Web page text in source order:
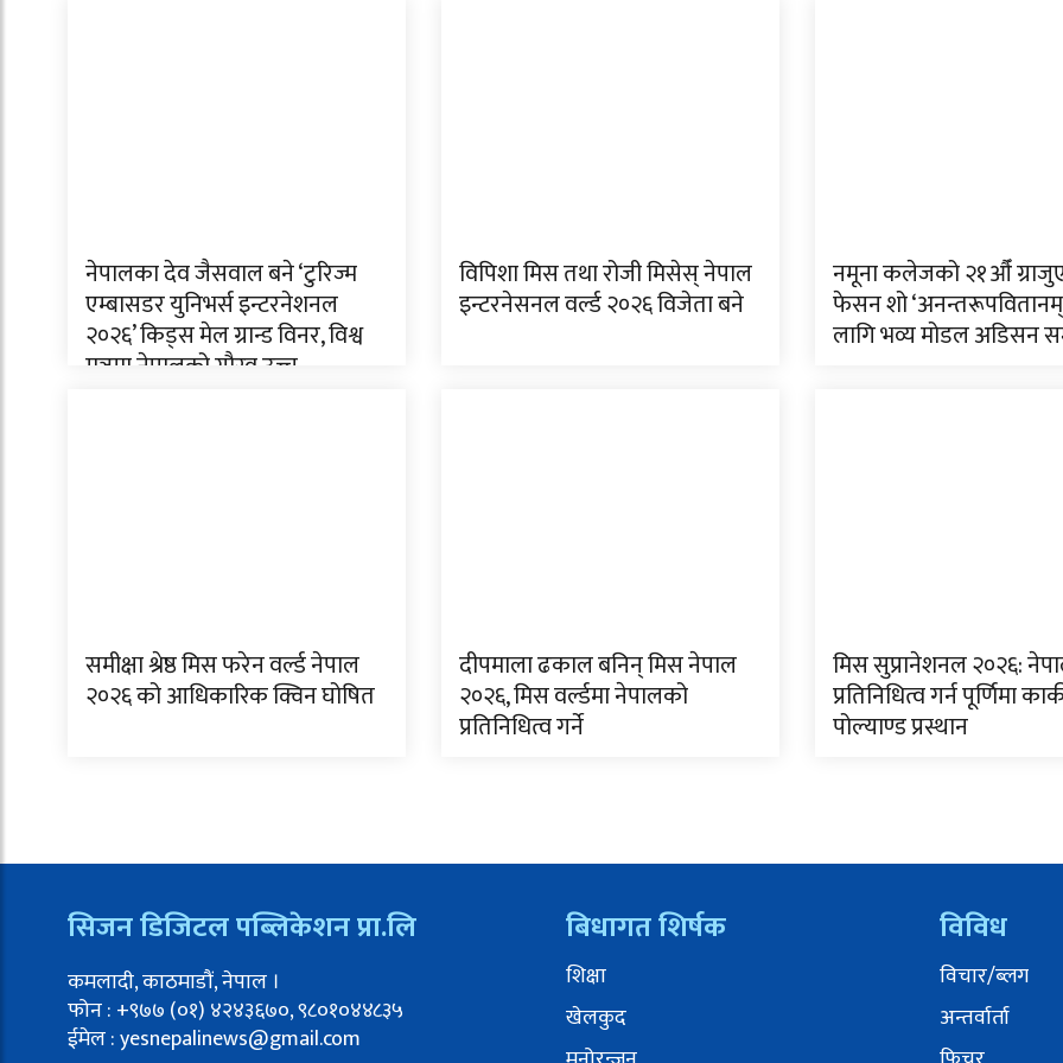
नेपालका देव जैसवाल बने ‘टुरिज्म
एम्बासडर युनिभर्स इन्टरनेशनल
२०२६’ किड्स मेल ग्रान्ड विनर, विश्व
मञ्चमा नेपालको गौरव उच्च
विपिशा मिस तथा रोजी मिसेस् नेपाल
इन्टरनेसनल वर्ल्ड २०२६ विजेता बने
नमूना कलेजको २१औँ
फेसन शो
लागि भव्य मोडल अडिसन
समीक्षा श्रेष्ठ मिस फरेन वर्ल्ड नेपाल
२०२६ को आधिकारिक क्विन घोषित
दीपमाला ढकाल बनिन् मिस नेपाल
२०२६, मिस वर्ल्डमा नेपालको
प्रतिनिधित्व गर्ने
मिस सुप्रानेशनल २०२६:
प्रतिनिधित्व गर्न पूर्णिमा
पोल्याण्ड प्रस्थान
सिजन डिजिटल पब्लिकेशन प्रा.लि
कमलादी, काठमाडौं, नेपाल ।
फोन : +९७७ (०१) ४२४३६७०, ९८०१०४४८३५
ईमेल : yesnepalinews@gmail.com
बिधागत शिर्षक
शिक्षा
खेलकुद
विविध
विचार/ब्लग
अन्तर्वार्ता